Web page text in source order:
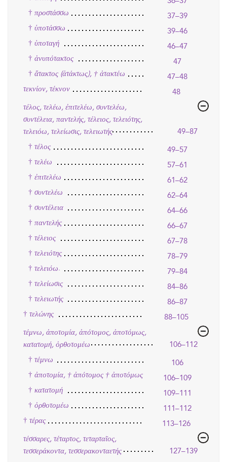
† προστάσσω
37–39
† ὑποτάσσω
39–46
† ὑποταγή
46–47
† ἁνυπότακτος
47
† ἄτακτος (ἀτάκτως), † ἀτακτέω
47–48
τεκνίον, τέκνον
48
τέλος, τελέω, ἐπιτελέω, συντελέω,
συντέλεια, παντελής, τέλειος, τελειότης,
τελειόω, τελείωσις, τελειωτής
49–87
† τέλος
49–57
† τελέω
57–61
† ἐπιτελέω
61–62
† συντελέω
62–64
† συντέλεια
64–66
† παντελής
66–67
† τέλειος
67–78
† τελειότης
78–79
† τελειόω.
79–84
† τελείωσις
84–86
† τελειωτής
86–87
† τελώνης
88–105
τέμνω, ἀποτομία, ἀπότομος, ἀποτόμως,
κατατομή, ὀρθοτομέω
106–112
† τέμνω
106
† ἀποτομία, † ἀπότομος † ἀποτόμως
106–109
† κατατομή
109–111
† ὀρθοτομέω
111–112
† τέρας
113–126
τέσσαρες, τέταρτος, τεταρταῖος,
τεσσεράκοντα, τεσσερακονταετής
127–139